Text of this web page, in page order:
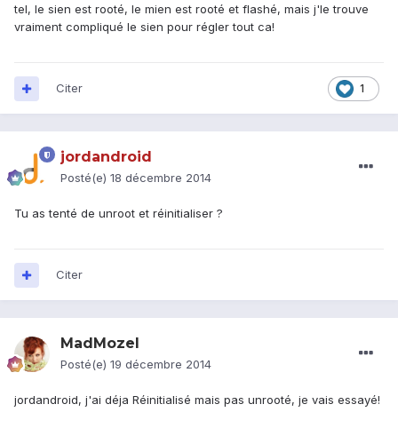
tel, le sien est rooté, le mien est rooté et flashé, mais j'le trouve
vraiment compliqué le sien pour régler tout ca!
1
Citer
jordandroid
Posté(e) 18 décembre 2014
Tu as tenté de unroot et réinitialiser ?
Citer
MadMozel
Posté(e) 19 décembre 2014
jordandroid, j'ai déja Réinitialisé mais pas unrooté, je vais essayé!